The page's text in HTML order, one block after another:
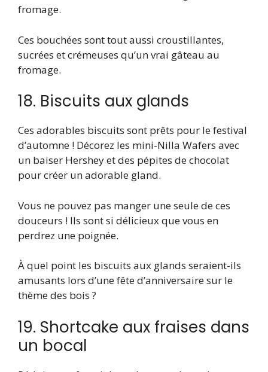
fromage.
Ces bouchées sont tout aussi croustillantes,
sucrées et crémeuses qu’un vrai gâteau au
fromage.
18. Biscuits aux glands
Ces adorables biscuits sont prêts pour le festival
d’automne ! Décorez les mini-Nilla Wafers avec
un baiser Hershey et des pépites de chocolat
pour créer un adorable gland.
Vous ne pouvez pas manger une seule de ces
douceurs ! Ils sont si délicieux que vous en
perdrez une poignée.
À quel point les biscuits aux glands seraient-ils
amusants lors d’une fête d’anniversaire sur le
thème des bois ?
19. Shortcake aux fraises dans
un bocal